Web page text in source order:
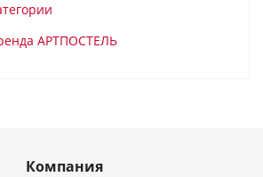
АРТПОСТЕЛЬ
Компания